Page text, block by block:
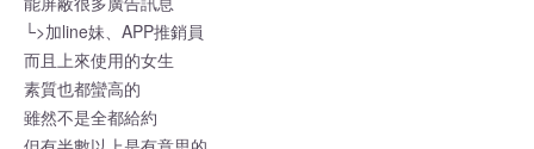
└>加line妹、APP推銷員
而且上來使用的女生
素質也都蠻高的
雖然不是全都給約